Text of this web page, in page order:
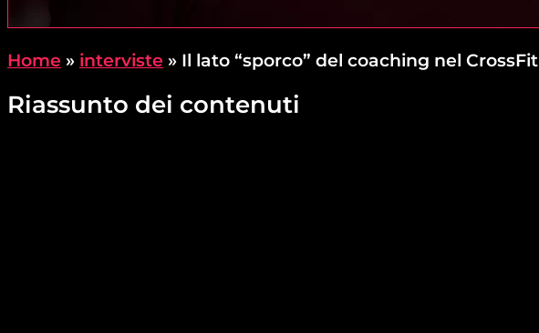
Home » interviste » Il lato “sporco” del coaching nel CrossFit
Riassunto dei contenuti